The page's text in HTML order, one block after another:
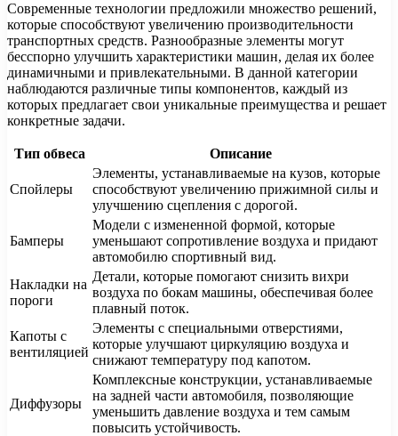
Современные технологии предложили множество решений,
которые способствуют увеличению производительности
транспортных средств. Разнообразные элементы могут
бесспорно улучшить характеристики машин, делая их более
динамичными и привлекательными. В данной категории
наблюдаются различные типы компонентов, каждый из
которых предлагает свои уникальные преимущества и решает
конкретные задачи.
Тип обвеса Описание
Спойлеры
Элементы, устанавливаемые на кузов, которые
способствуют увеличению прижимной силы и
улучшению сцепления с дорогой.
Бамперы
Модели с измененной формой, которые
уменьшают сопротивление воздуха и придают
автомобилю спортивный вид.
Накладки на
пороги
Детали, которые помогают снизить вихри
воздуха по бокам машины, обеспечивая более
плавный поток.
Капоты с
вентиляцией
Элементы с специальными отверстиями,
которые улучшают циркуляцию воздуха и
снижают температуру под капотом.
Диффузоры
Комплексные конструкции, устанавливаемые
на задней части автомобиля, позволяющие
уменьшить давление воздуха и тем самым
повысить устойчивость.